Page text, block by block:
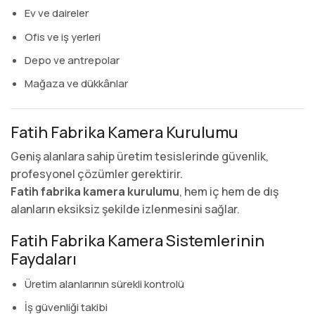
Ev ve daireler
Ofis ve iş yerleri
Depo ve antrepolar
Mağaza ve dükkânlar
Fatih Fabrika Kamera Kurulumu
Geniş alanlara sahip üretim tesislerinde güvenlik,
profesyonel çözümler gerektirir.
Fatih fabrika kamera kurulumu, hem iç hem de dış
alanların eksiksiz şekilde izlenmesini sağlar.
Fatih Fabrika Kamera Sistemlerinin
Faydaları
Üretim alanlarının sürekli kontrolü
İş güvenliği takibi